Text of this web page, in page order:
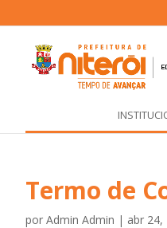
Termo de
porAdmin Admin | abr 24,